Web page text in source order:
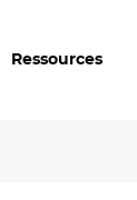
Ressources